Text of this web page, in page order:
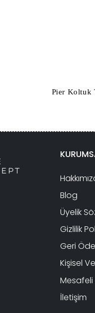
Pier Koltuk
Blog
Üyelik
Gizlilik
Geri
Kişisel
Mesafeli
İletişim